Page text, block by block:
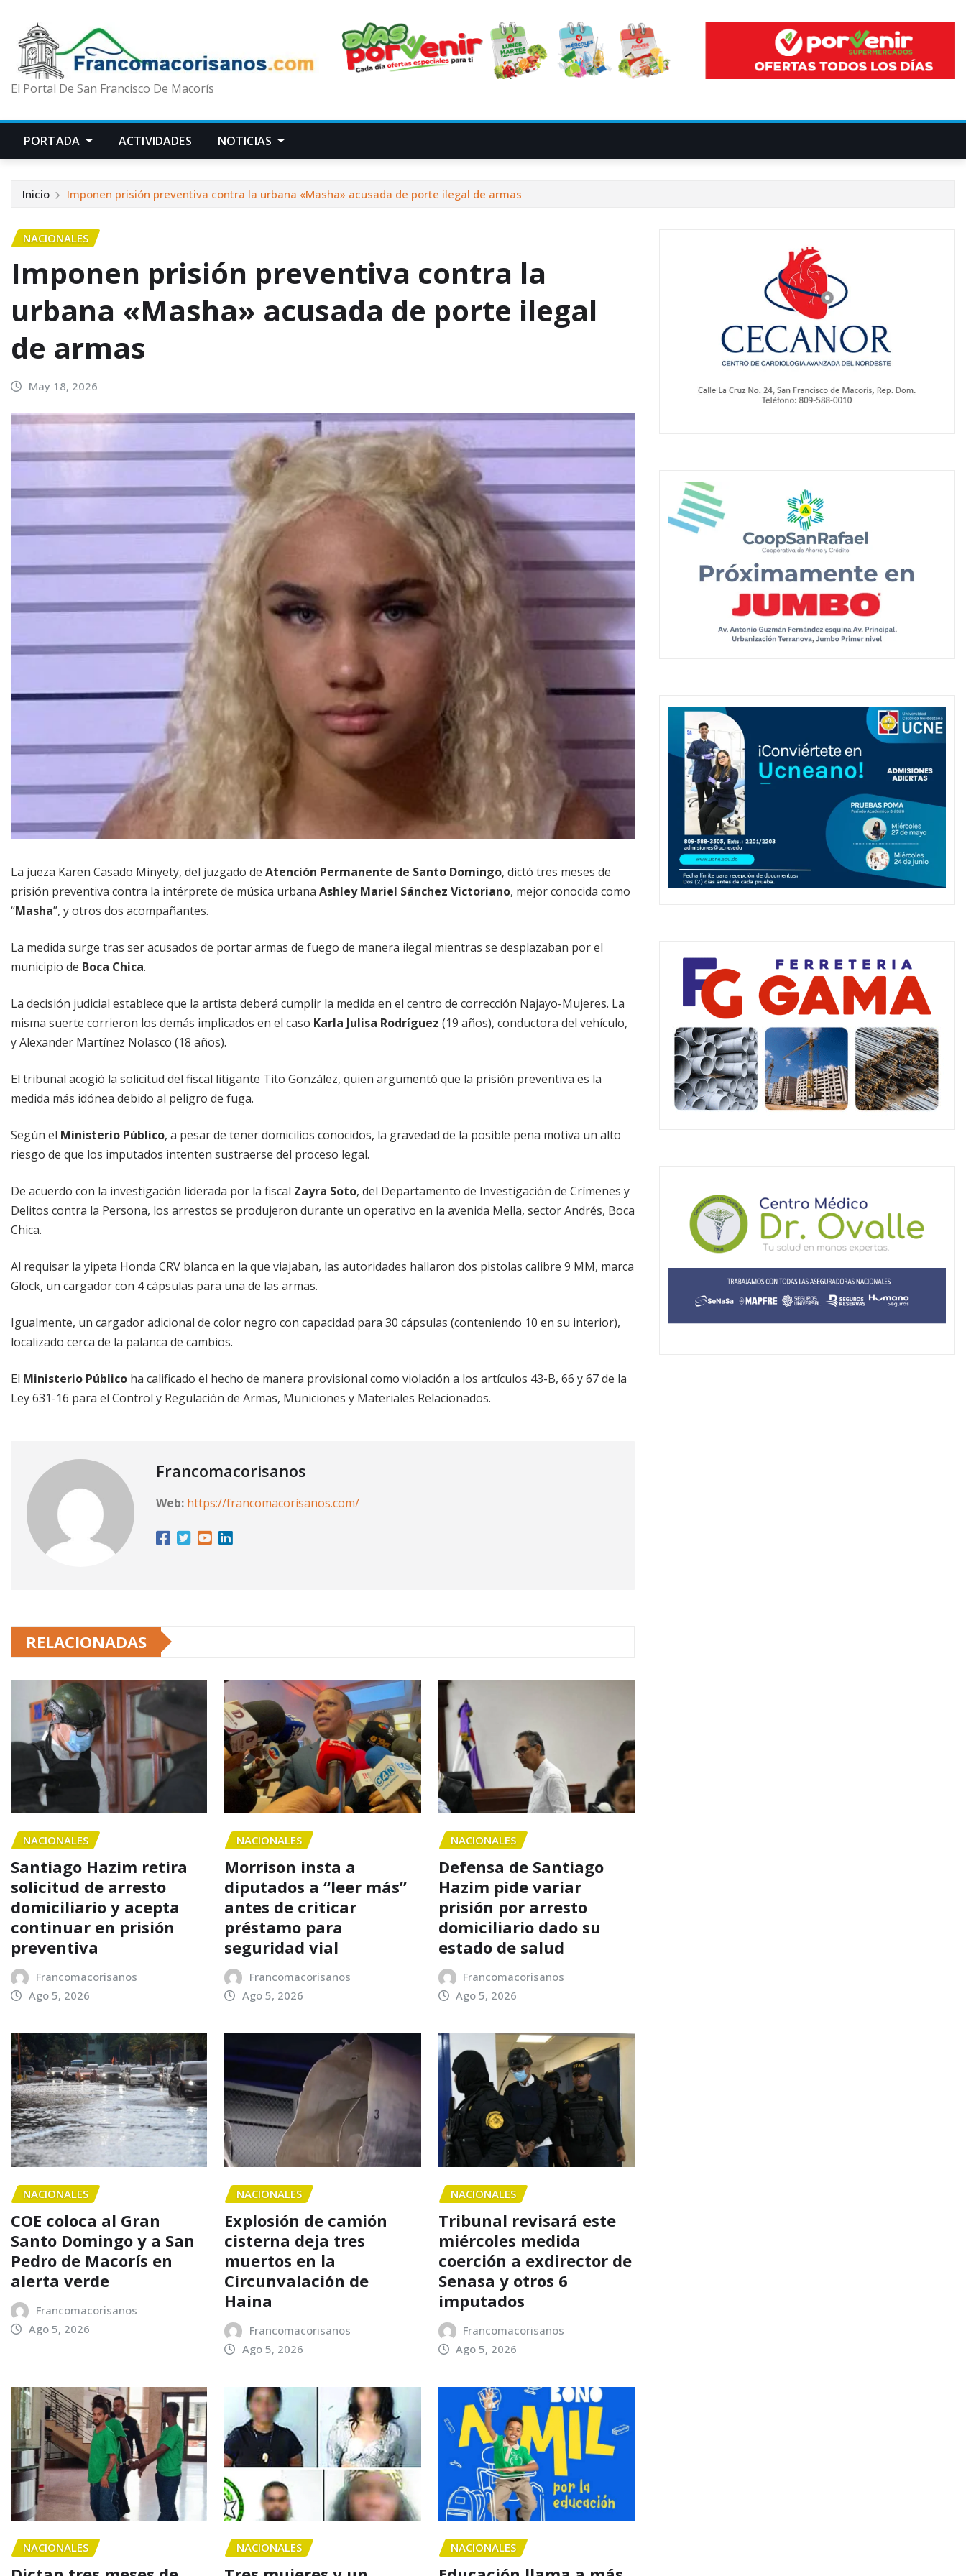
El Portal De San Francisco De Macorís
PORTADA ACTIVIDADES NOTICIAS
Inicio Imponen prisión preventiva contra la urbana «Masha» acusada de porte ilegal de armas
NACIONALES
Imponen prisión preventiva contra la
urbana «Masha» acusada de porte ilegal
de armas
May 18, 2026
La jueza Karen Casado Minyety, del juzgado de Atención Permanente de Santo Domingo, dictó tres meses de
prisión preventiva contra la intérprete de música urbana Ashley Mariel Sánchez Victoriano, mejor conocida como
“Masha”, y otros dos acompañantes.
La medida surge tras ser acusados de portar armas de fuego de manera ilegal mientras se desplazaban por el
municipio de Boca Chica.
La decisión judicial establece que la artista deberá cumplir la medida en el centro de corrección Najayo-Mujeres. La
misma suerte corrieron los demás implicados en el caso Karla Julisa Rodríguez (19 años), conductora del vehículo,
y Alexander Martínez Nolasco (18 años).
El tribunal acogió la solicitud del fiscal litigante Tito González, quien argumentó que la prisión preventiva es la
medida más idónea debido al peligro de fuga.
Según el Ministerio Público, a pesar de tener domicilios conocidos, la gravedad de la posible pena motiva un alto
riesgo de que los imputados intenten sustraerse del proceso legal.
De acuerdo con la investigación liderada por la fiscal Zayra Soto, del Departamento de Investigación de Crímenes y
Delitos contra la Persona, los arrestos se produjeron durante un operativo en la avenida Mella, sector Andrés, Boca
Chica.
Al requisar la yipeta Honda CRV blanca en la que viajaban, las autoridades hallaron dos pistolas calibre 9 MM, marca
Glock, un cargador con 4 cápsulas para una de las armas.
Igualmente, un cargador adicional de color negro con capacidad para 30 cápsulas (conteniendo 10 en su interior),
localizado cerca de la palanca de cambios.
El Ministerio Público ha calificado el hecho de manera provisional como violación a los artículos 43-B, 66 y 67 de la
Ley 631-16 para el Control y Regulación de Armas, Municiones y Materiales Relacionados.
Francomacorisanos
Web: https://francomacorisanos.com/
RELACIONADAS
NACIONALES
Santiago Hazim retira
solicitud de arresto
domiciliario y acepta
continuar en prisión
preventiva
Francomacorisanos
Ago 5, 2026
NACIONALES
Morrison insta a
diputados a “leer más”
antes de criticar
préstamo para
seguridad vial
Francomacorisanos
Ago 5, 2026
NACIONALES
Defensa de Santiago
Hazim pide variar
prisión por arresto
domiciliario dado su
estado de salud
Francomacorisanos
Ago 5, 2026
NACIONALES
COE coloca al Gran
Santo Domingo y a San
Pedro de Macorís en
alerta verde
Francomacorisanos
Ago 5, 2026
NACIONALES
Explosión de camión
cisterna deja tres
muertos en la
Circunvalación de
Haina
Francomacorisanos
Ago 5, 2026
NACIONALES
Tribunal revisará este
miércoles medida
coerción a exdirector de
Senasa y otros 6
imputados
Francomacorisanos
Ago 5, 2026
NACIONALES NACIONALES NACIONALES